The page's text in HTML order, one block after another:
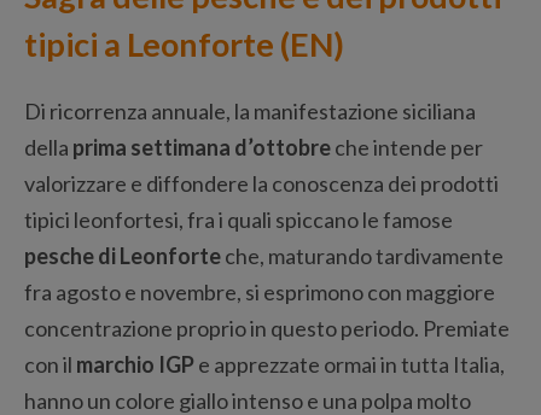
tipici a Leonforte (EN)
Di ricorrenza annuale, la manifestazione siciliana
della prima settimana d’ottobreche intende per
valorizzare e diffondere la conoscenza dei prodotti
tipici leonfortesi, fra i quali spiccano le famose
pesche di Leonforteche, maturando tardivamente
fra agosto e novembre, si esprimono con maggiore
concentrazione proprio in questo periodo. Premiate
con il marchio IGPe apprezzate ormai in tutta Italia,
hanno un colore giallo intenso e una polpa molto